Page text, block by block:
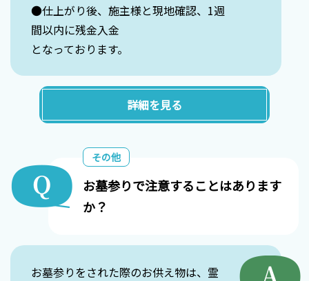
●仕上がり後、施主様と現地確認、1週
間以内に残金入金
となっております。
詳細を見る
お墓参りで注意することはあります
か？
その他
お墓参りをされた際のお供え物は、霊